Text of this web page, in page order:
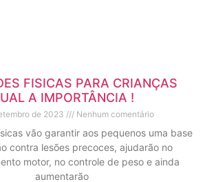
FISICAS PARA CRIANÇAS
A IMPORTÂNCIA !
de 2023 Nenhum comentário
vão garantir aos pequenos uma base
contra lesões precoces, ajudarão no
motor, no controle de peso e ainda
aumentarão